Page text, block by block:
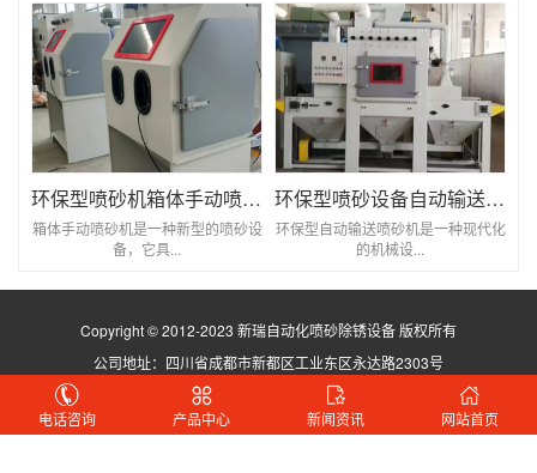
环保型喷砂机箱体手动喷砂机
箱体手动喷砂机是一种新型的喷砂设
备，它具...
环保型喷砂设备自动输送喷砂机
环保型自动输送喷砂机是一种现代化
的机械设...
Copyright © 2012-2023 新瑞自动化喷砂除锈设备 版权所有
公司地址：四川省成都市新都区工业东区永达路2303号
蜀ICP备2021029923号
电话咨询
产品中心 新闻资讯 网站首页